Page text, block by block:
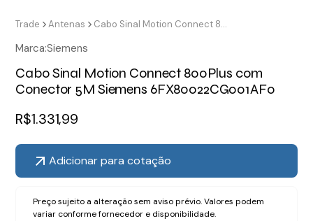
Trade Antenas Cabo Sinal Motion Connect 800Plus com Conector 5M Siemens 6FX80022CG001AF0
Marca:Siemens
Cabo Sinal Motion Connect 800Plus com
Conector 5M Siemens 6FX80022CG001AF0
R$1.331,99
Adicionar para cotação
Preço sujeito a alteração sem aviso prévio. Valores podem
variar conforme fornecedor e disponibilidade.